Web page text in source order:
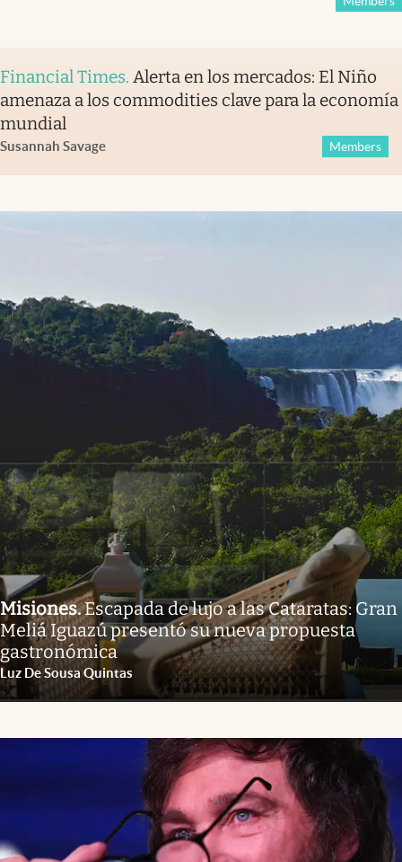
Financial Times. Alerta en los mercados: El Niño
amenaza a los commodities clave para la economía
mundial
Susannah Savage Members
Misiones.Escapada de lujo a las Cataratas: Gran
Meliá Iguazú presentó su nueva propuesta
gastronómica
Luz De Sousa Quintas